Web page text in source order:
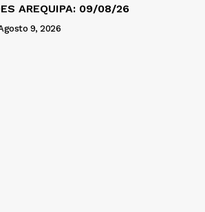
AREQUIPA: 09/08/26
9, 2026